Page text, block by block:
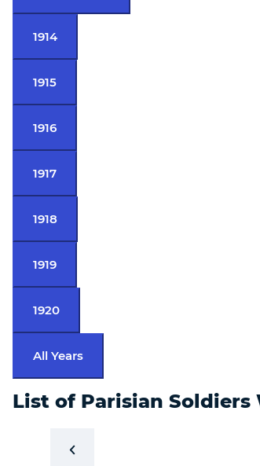
1914
1915
1916
1917
1918
1919
1920
All Years
List of Parisian Soldiers